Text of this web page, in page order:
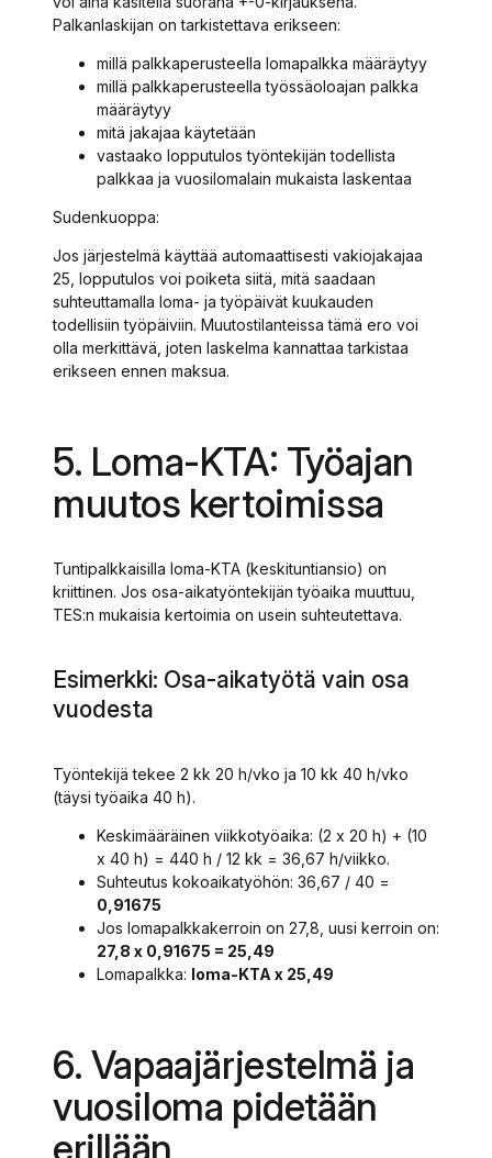
Palkanlaskijan on tarkistettava erikseen:
millä palkkaperusteella lomapalkka määräytyy
millä palkkaperusteella työssäoloajan palkka
määräytyy
mitä jakajaa käytetään
vastaako lopputulos työntekijän todellista
palkkaa ja vuosilomalain mukaista laskentaa
Sudenkuoppa:
Jos järjestelmä käyttää automaattisesti vakiojakajaa
25, lopputulos voi poiketa siitä, mitä saadaan
suhteuttamalla loma- ja työpäivät kuukauden
todellisiin työpäiviin. Muutostilanteissa tämä ero voi
olla merkittävä, joten laskelma kannattaa tarkistaa
erikseen ennen maksua.
5. Loma-KTA: Työajan
muutos kertoimissa
Tuntipalkkaisilla loma-KTA (keskituntiansio) on
kriittinen. Jos osa-aikatyöntekijän työaika muuttuu,
TES:n mukaisia kertoimia on usein suhteutettava.
Esimerkki: Osa-aikatyötä vain osa
vuodesta
Työntekijä tekee 2 kk 20 h/vko ja 10 kk 40 h/vko
(täysi työaika 40 h).
Keskimääräinen viikkotyöaika: (2 x 20 h) + (10
x 40 h) = 440 h / 12 kk = 36,67 h/viikko.
Suhteutus kokoaikatyöhön: 36,67 / 40 =
0,91675
Jos lomapalkkakerroin on 27,8, uusi kerroin on:
27,8 x 0,91675 = 25,49
Lomapalkka: loma-KTA x 25,49
6. Vapaajärjestelmä ja
vuosiloma pidetään
erillään